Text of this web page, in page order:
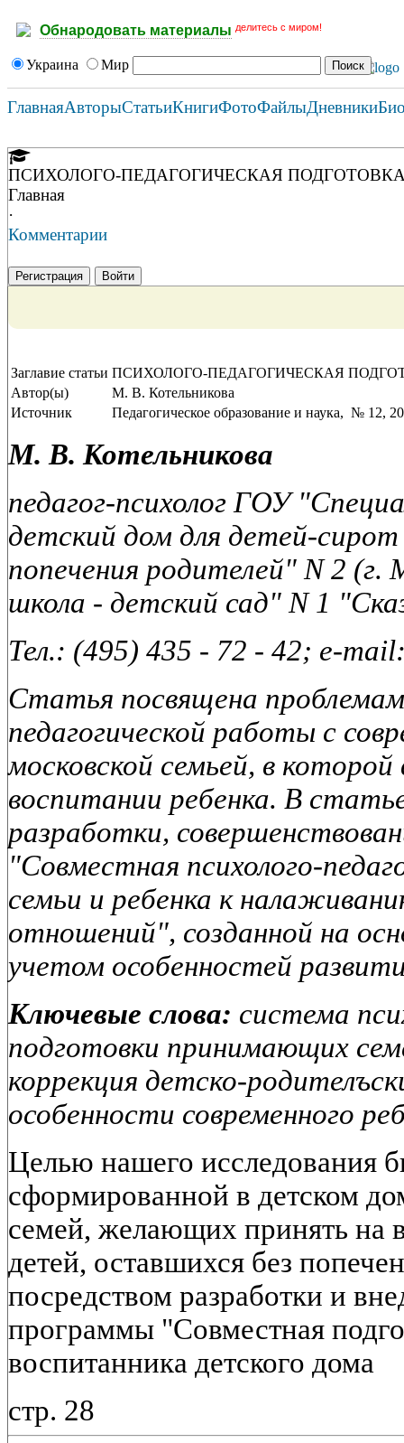
Обнародовать материалы делитесь с миром!
Украина Мир
ГлавнаяАвторыСтатьиКнигиФотоФайлыДневники
ПСИХОЛОГО-ПЕДАГОГИЧЕСКАЯ
Главная
·
Комментарии
Регистрация Войти
Заглавие статьи ПСИХОЛОГО-ПЕДАГОГИЧЕСКАЯ
Автор(ы)
М. В. Котельникова
Источник
Педагогическое образование и наука, № 12,
М. В. Котельникова
педагог-психолог ГОУ
детский дом для детей-
попечения родителей" N 2
школа - детский сад" N 1
Тел.: (495) 435 - 72 - 42; e-
Статья посвящена проблемам
педагогической работы с
московской семьей, в
воспитании ребенка. В
разработки,
"Совместная психолого-
семьи и ребенка к
отношений", созданной на
учетом особенностей
Ключевые слова: система
подготовки принимающих
коррекция детско-
особенности современного
Целью нашего исследования
сформированной в детском
семей, желающих принять на
детей, оставшихся без
посредством разработки и
программы "Совместная
воспитанника детского дома
стр. 28